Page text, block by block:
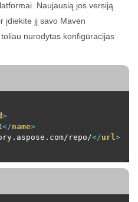
Naujausią jos versiją
ir įdiekite jį savo Maven
nurodytas konfigūracijas
>
</name>
repo/</url >